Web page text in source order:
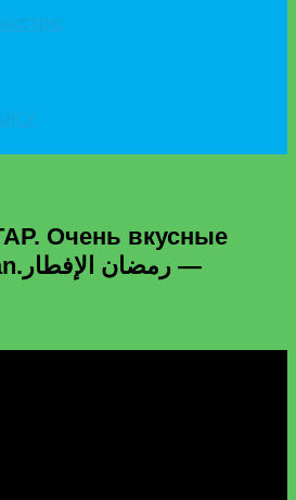
Очень вкусные
блюда. Ramadan.رمضان الإفطار —